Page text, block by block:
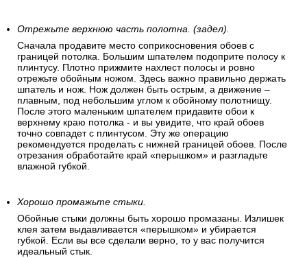
Отрежьте верхнюю часть полотна. (задел).
Сначала продавите место соприкосновения обоев с
границей потолка. Большим шпателем подоприте полосу к
плинтусу. Плотно прижмите нахлест полосы и ровно
отрежьте обойным ножом. Здесь важно правильно держать
шпатель и нож. Нож должен быть острым, а движение –
плавным, под небольшим углом к обойному полотнищу.
После этого маленьким шпателем придавите обои к
верхнему краю потолка - и вы увидите, что край обоев
точно совпадет с плинтусом. Эту же операцию
рекомендуется проделать с нижней границей обоев. После
отрезания обработайте край «перышком» и разгладьте
влажной губкой.
Хорошо промажьте стыки.
Обойные стыки должны быть хорошо промазаны. Излишек
клея затем выдавливается «перышком» и убирается
губкой. Если вы все сделали верно, то у вас получится
идеальный стык.